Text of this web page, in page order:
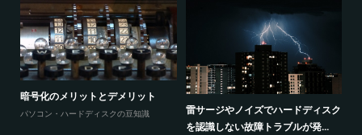
暗号化のメリットとデメリット
パソコン・ハードディスクの豆知識
雷サージやノイズでハードディスク
を認識しない故障トラブルが発...